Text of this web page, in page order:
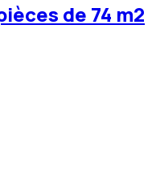
de 74 m2